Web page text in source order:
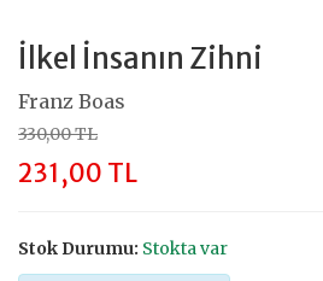
İlkel İnsanın Zihni
Franz Boas
330,00 TL
231,00 TL
Stok Durumu: Stokta var